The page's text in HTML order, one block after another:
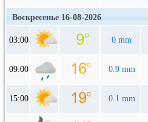
Воскресенье 16-08-2026
03:00 0 mm
09:00 0.9 mm
15:00 0.1 mm